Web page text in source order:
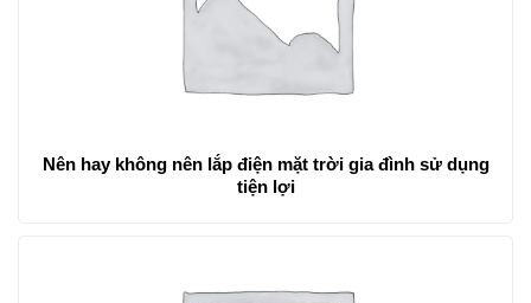
Nên hay không nên lắp điện mặt trời gia đình sử dụng
tiện lợi